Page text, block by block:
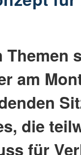
Themen
am
die
für